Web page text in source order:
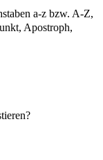
a-z bzw. A-Z,
Apostroph,